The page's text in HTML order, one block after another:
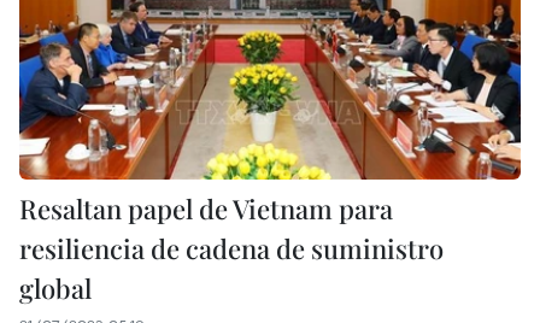
Resaltan papel de Vietnam para
resiliencia de cadena de suministro
global